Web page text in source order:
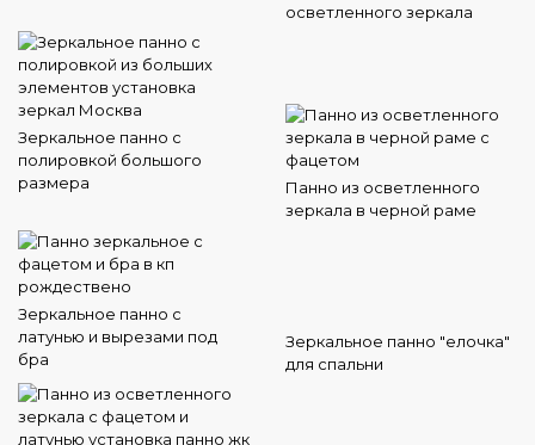
осветленного зеркала
Зеркальное панно с
полировкой большого
размера
Панно из осветленного
зеркала в черной раме
Зеркальное панно с
латунью и вырезами под
бра
Зеркальное панно "елочка"
для спальни